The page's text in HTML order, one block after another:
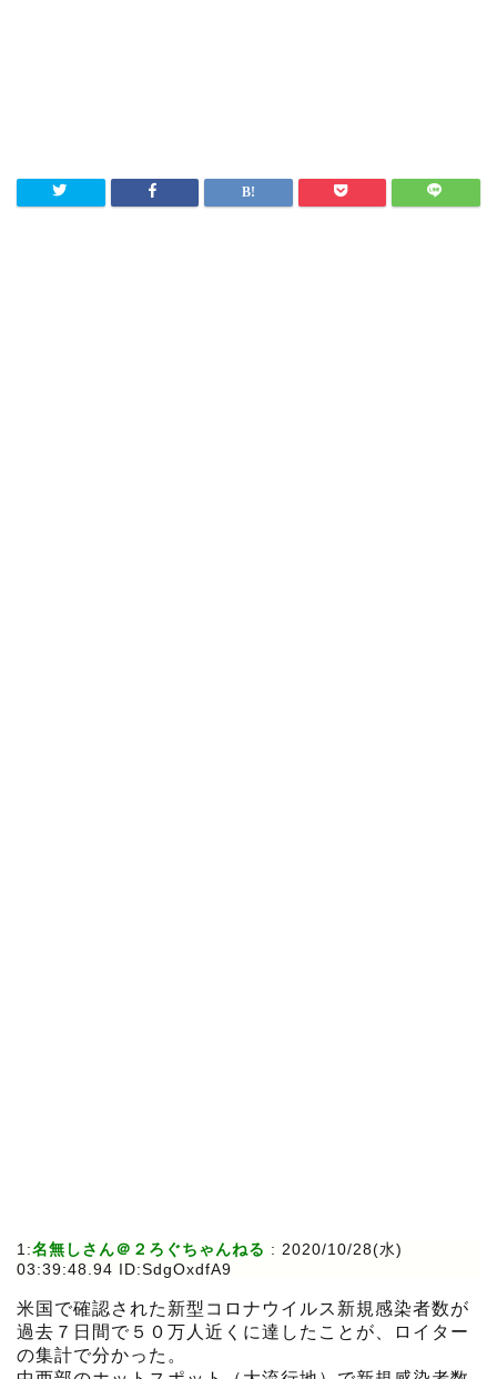
1:名無しさん＠２ろぐちゃんねる : 2020/10/28(水)
03:39:48.94 ID:SdgOxdfA9
米国で確認された新型コロナウイルス新規感染者数が
過去７日間で５０万人近くに達したことが、ロイター
の集計で分かった。